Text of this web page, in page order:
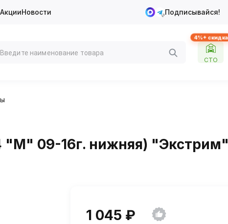
АкцииНовости Подписывайся!
4%+ скидка
СТО
"М" 09-16г. нижняя) "Экстрим"
1 045 ₽